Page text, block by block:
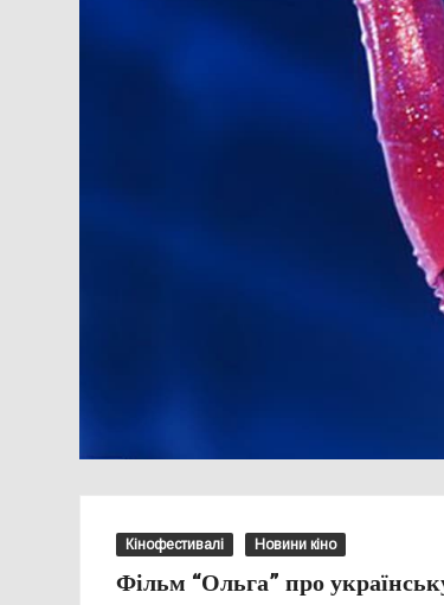
Кінофестивалі Новини кіно
Фільм “Ольга” про